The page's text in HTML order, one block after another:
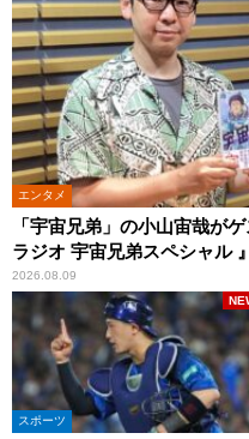
エンタメ
「宇宙兄弟」の小山宙哉が
ラジオ 宇宙兄弟スペシャル 』
2026.08.09
スポーツ